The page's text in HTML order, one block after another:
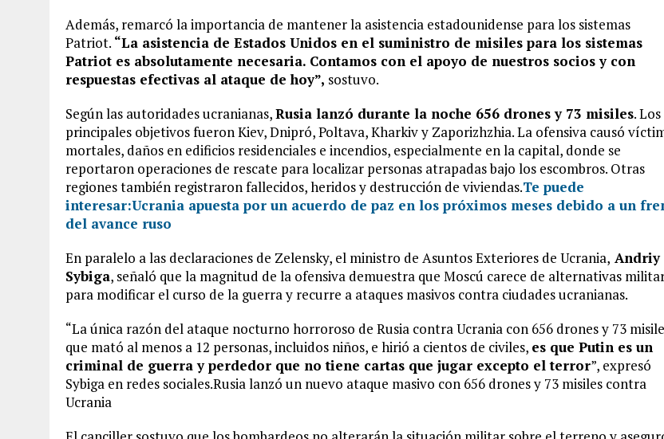
Además, remarcó la importancia de mantener la asistencia estadounidense para los sistemas
Patriot. “La asistencia de Estados Unidos en el suministro de misiles para los sistemas
Patriot es absolutamente necesaria. Contamos con el apoyo de nuestros socios y con
respuestas efectivas al ataque de hoy”, sostuvo.
Según las autoridades ucranianas,Rusia lanzó durante la noche 656 drones y 73 misiles. Los
principales objetivos fueron Kiev, Dnipró, Poltava, Kharkiv y Zaporizhzhia. La ofensiva causó
mortales, daños en edificios residenciales e incendios, especialmente en la capital, donde se
reportaron operaciones de rescate para localizar personas atrapadas bajo los escombros. Otras
regiones también registraron fallecidos, heridos y destrucción de viviendas.Te puede
interesar:Ucrania apuesta por un acuerdo de paz en los próximos meses debido a un
del avance ruso
En paralelo a las declaraciones de Zelensky, el ministro de Asuntos Exteriores de Ucrania, Andriy
Sybiga, señaló que la magnitud de la ofensiva demuestra que Moscú carece de alternativas
para modificar el curso de la guerra y recurre a ataques masivos contra ciudades ucranianas.
“La única razón del ataque nocturno horroroso de Rusia contra Ucrania con 656 drones y 73
que mató al menos a 12 personas, incluidos niños, e hirió a cientos de civiles, es que Putin es un
criminal de guerra y perdedor que no tiene cartas que jugar excepto el terror”, expresó
Sybiga en redes sociales.Rusia lanzó un nuevo ataque masivo con 656 drones y 73 misiles contra
Ucrania